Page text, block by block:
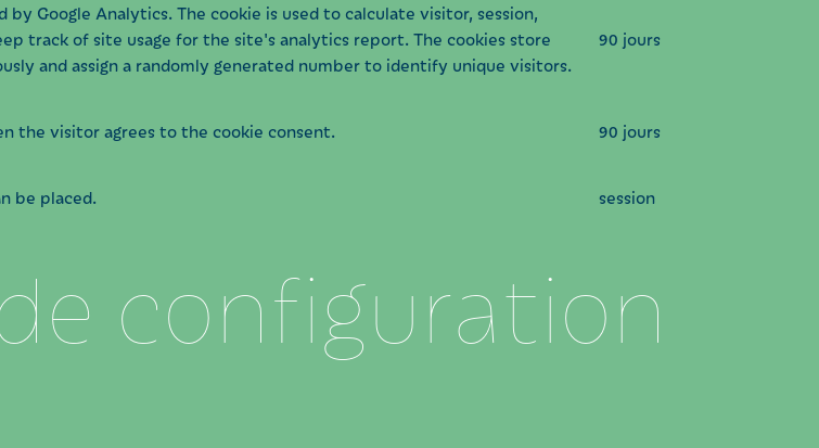
by Google Analytics. The cookie is used to calculate visitor, session,
track of site usage for the site's analytics report. The cookies store
and assign a randomly generated number to identify unique visitors.
90 jours
the visitor agrees to the cookie consent. 90 jours
be placed. session
configuration